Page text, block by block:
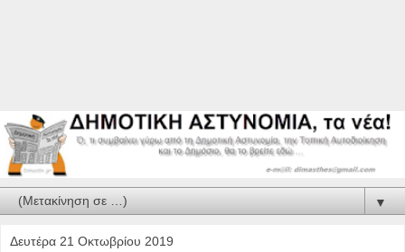
▼
Δευτέρα 21 Οκτωβρίου 2019